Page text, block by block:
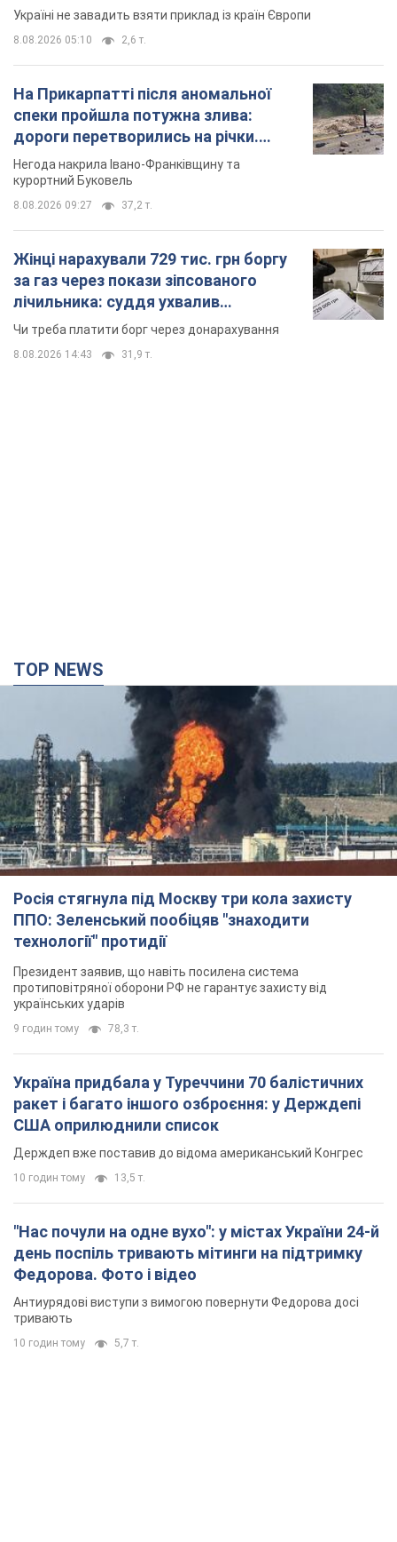
Україні не завадить взяти приклад із країн Європи
8.08.2026 05:10 2,6 т.
На Прикарпатті після аномальної
спеки пройшла потужна злива:
дороги перетворились на річки.
Відео
Негода накрила Івано-Франківщину та
курортний Буковель
8.08.2026 09:27 37,2 т.
Жінці нарахували 729 тис. грн боргу
за газ через покази зіпсованого
лічильника: суддя ухвалив
неочікуване рішення
Чи треба платити борг через донарахування
8.08.2026 14:43 31,9 т.
TOP NEWS
Росія стягнула під Москву три кола захисту
ППО: Зеленський пообіцяв "знаходити
технології" протидії
Президент заявив, що навіть посилена система
протиповітряної оборони РФ не гарантує захисту від
українських ударів
9 годин тому 78,3 т.
Україна придбала у Туреччини 70 балістичних
ракет і багато іншого озброєння: у Держдепі
США оприлюднили список
Держдеп вже поставив до відома американський Конгрес
10 годин тому 13,5 т.
"Нас почули на одне вухо": у містах України 24-й
день поспіль тривають мітинги на підтримку
Федорова. Фото і відео
Антиурядові виступи з вимогою повернути Федорова досі
тривають
10 годин тому 5,7 т.